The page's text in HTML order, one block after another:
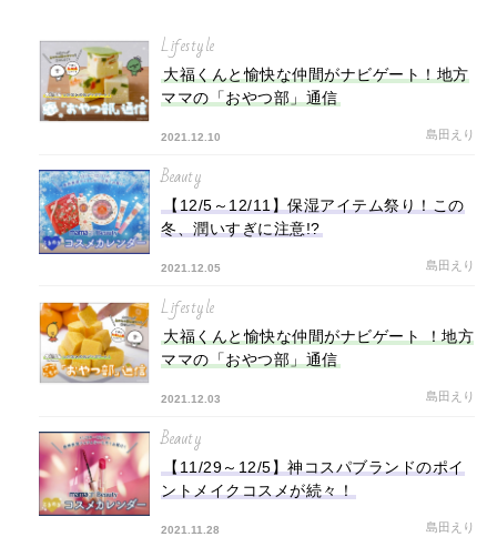
Lifestyle
大福くんと愉快な仲間がナビゲート！地方
ママの「おやつ部」通信
2021.12.10 島田えり
Beauty
【12/5～12/11】保湿アイテム祭り！この
冬、潤いすぎに注意!?
2021.12.05 島田えり
Lifestyle
大福くんと愉快な仲間がナビゲート ！地方
ママの「おやつ部」通信
2021.12.03 島田えり
Beauty
【11/29～12/5】神コスパブランドのポイ
ントメイクコスメが続々！
2021.11.28 島田えり